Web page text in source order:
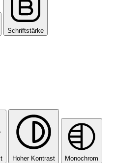
Schriftstärke
Hoher Kontrast Monochrom